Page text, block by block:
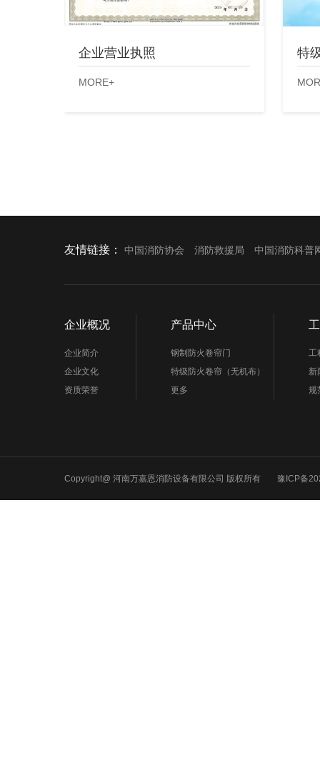
企业营业执照
MORE+
特
友情链接： 中国消防协会 消防救援局 中国消防科普
企业概况
企业简介
企业文化
资质荣誉
产品中心
钢制防火卷帘门
特级防火卷帘（无机布）
更多
工
新
规
Copyright@ 河南万嘉恩消防设备有限公司 版权所有 豫ICP备